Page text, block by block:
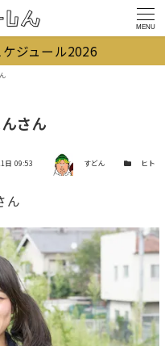
MENU
ジュール2026
さん
日 09:53 著者 すどん カテゴリー
ヒト
ん